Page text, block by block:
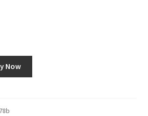
Now